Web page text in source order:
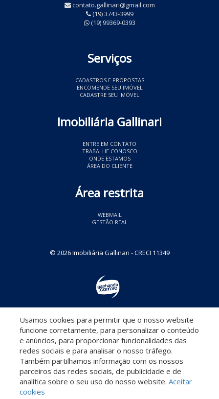
Saiba mais sobre este imóvel!
contato.gallinari@gmail.com
(19) 3743-3999
(19) 99369-0393
Serviços
CADASTROS E PROPOSTAS
ENCOMENDE SEU IMÓVEL
CADASTRE SEU IMÓVEL
Imobiliária Gallinari
ENTRE EM CONTATO
TRABALHE CONOSCO
ONDE ESTAMOS
ÁREA DO CLIENTE
Área restrita
WEBMAIL
GESTÃO REAL
© 2026 Imobiliária Gallinari - CRECI 11349
Descomplicado por:
Usamos cookies para permitir que o nosso website
funcione corretamente, para personalizar o conteúdo
e anúncios, para proporcionar funcionalidades das
redes sociais e para analisar o nosso tráfego.
Também partilhamos informação com os nossos
parceiros das redes sociais, de publicidade e de
analítica sobre o seu uso do nosso website. Aceitar
cookies